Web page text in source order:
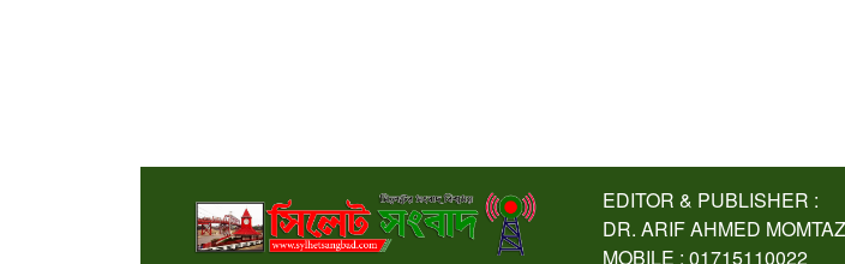
EDITOR & PUBLISHER :
DR. ARIF AHMED
MOBILE : 01715110022